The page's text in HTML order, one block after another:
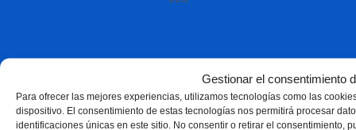
Gestionar el consentimiento
Para ofrecer las mejores experiencias, utilizamos tecnologías como las
dispositivo. El consentimiento de estas tecnologías nos permitirá procesar
identificaciones únicas en este sitio. No consentir o retirar el consentimiento,